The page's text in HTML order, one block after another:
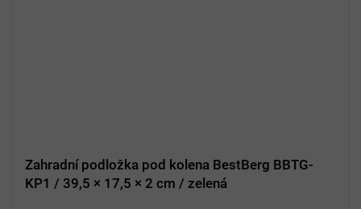
Zahradní podložka pod kolena BestBerg BBTG-
KP1 / 39,5 × 17,5 × 2 cm / zelená